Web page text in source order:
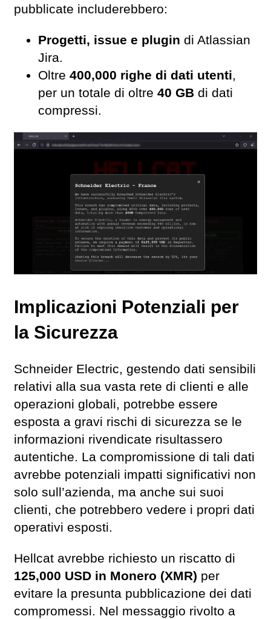
pubblicate includerebbero:
Progetti, issue e plugin di Atlassian
Jira.
Oltre 400,000 righe di dati utenti,
per un totale di oltre 40 GB di dati
compressi.
Implicazioni Potenziali per
la Sicurezza
Schneider Electric, gestendo dati sensibili
relativi alla sua vasta rete di clienti e alle
operazioni globali, potrebbe essere
esposta a gravi rischi di sicurezza se le
informazioni rivendicate risultassero
autentiche. La compromissione di tali dati
avrebbe potenziali impatti significativi non
solo sull’azienda, ma anche sui suoi
clienti, che potrebbero vedere i propri dati
operativi esposti.
Hellcat avrebbe richiesto un riscatto di
125,000 USD in Monero (XMR) per
evitare la presunta pubblicazione dei dati
compromessi. Nel messaggio rivolto a